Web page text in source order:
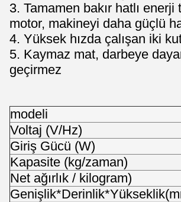
3. Tamamen bakır hatlı enerji
motor, makineyi daha güçlü
4. Yüksek hızda çalışan iki
5. Kaymaz mat, darbeye
geçirmez
modeli
Voltaj (V/Hz)
Giriş Gücü (W)
Kapasite (kg/zaman)
Net ağırlık / kilogram)